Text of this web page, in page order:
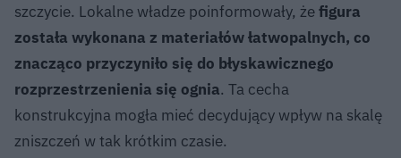
szczycie. Lokalne władze poinformowały, żefigura
została wykonana z materiałów łatwopalnych, co
znacząco przyczyniło się do błyskawicznego
rozprzestrzenienia się ognia. Ta cecha
konstrukcyjna mogła mieć decydujący wpływ na skalę
zniszczeń w tak krótkim czasie.